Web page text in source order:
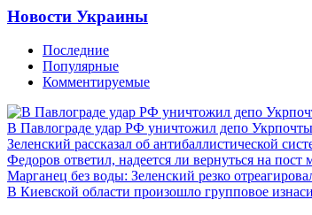
Новости Украины
Последние
Популярные
Комментируемые
В Павлограде удар РФ уничтожил депо
Зеленский рассказал об антибаллистической
Федоров ответил, надеется ли вернуться на
Марганец без воды: Зеленский резко
В Киевской области произошло групповое